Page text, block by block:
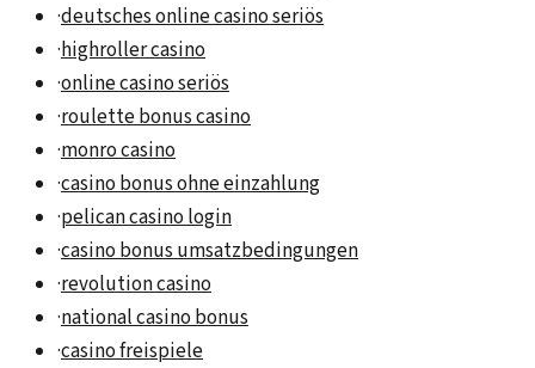
·deutsches online casino seriös
·highroller casino
·online casino seriös
·roulette bonus casino
·monro casino
·casino bonus ohne einzahlung
·pelican casino login
·casino bonus umsatzbedingungen
·revolution casino
·national casino bonus
·casino freispiele